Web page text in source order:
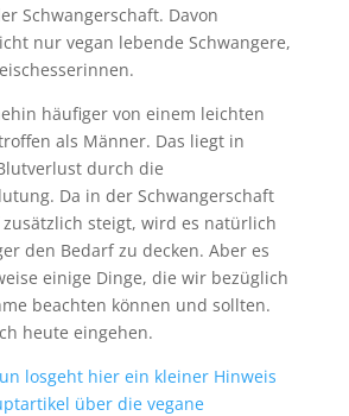
Schwangerschaft. Davon
nur vegan lebende Schwangere,
häufiger von einem leichten
als Männer. Das liegt in
durch die
Da in der Schwangerschaft
steigt, wird es natürlich
den Bedarf zu decken. Aber es
einige Dinge, die wir bezüglich
beachten können und sollten.
heute eingehen.
losgeht hier ein kleiner Hinweis
über die vegane